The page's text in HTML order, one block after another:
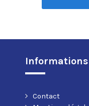
Informations
Contact